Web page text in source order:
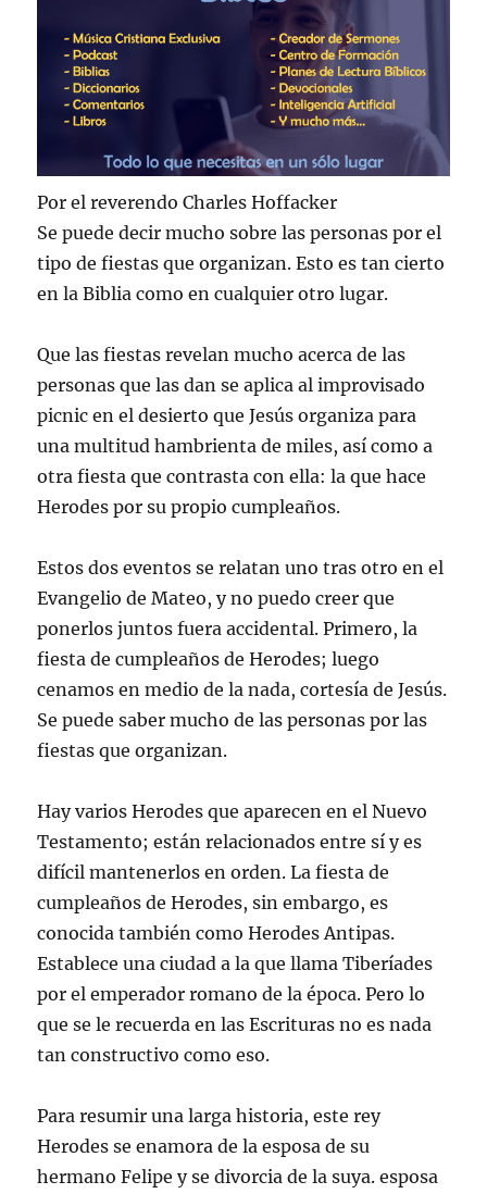
Por el reverendo Charles Hoffacker
Se puede decir mucho sobre las personas por el
tipo de fiestas que organizan. Esto es tan cierto
en la Biblia como en cualquier otro lugar.
Que las fiestas revelan mucho acerca de las
personas que las dan se aplica al improvisado
picnic en el desierto que Jesús organiza para
una multitud hambrienta de miles, así como a
otra fiesta que contrasta con ella: la que hace
Herodes por su propio cumpleaños.
Estos dos eventos se relatan uno tras otro en el
Evangelio de Mateo, y no puedo creer que
ponerlos juntos fuera accidental. Primero, la
fiesta de cumpleaños de Herodes; luego
cenamos en medio de la nada, cortesía de Jesús.
Se puede saber mucho de las personas por las
fiestas que organizan.
Hay varios Herodes que aparecen en el Nuevo
Testamento; están relacionados entre sí y es
difícil mantenerlos en orden. La fiesta de
cumpleaños de Herodes, sin embargo, es
conocida también como Herodes Antipas.
Establece una ciudad a la que llama Tiberíades
por el emperador romano de la época. Pero lo
que se le recuerda en las Escrituras no es nada
tan constructivo como eso.
Para resumir una larga historia, este rey
Herodes se enamora de la esposa de su
hermano Felipe y se divorcia de la suya. esposa